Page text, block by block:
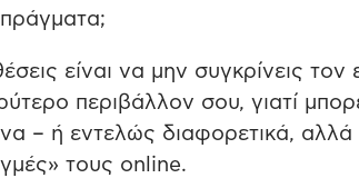
είναι να μην συγκρίνεις
περιβάλλον σου, γιατί
– ή εντελώς διαφορετικά,
τους online.